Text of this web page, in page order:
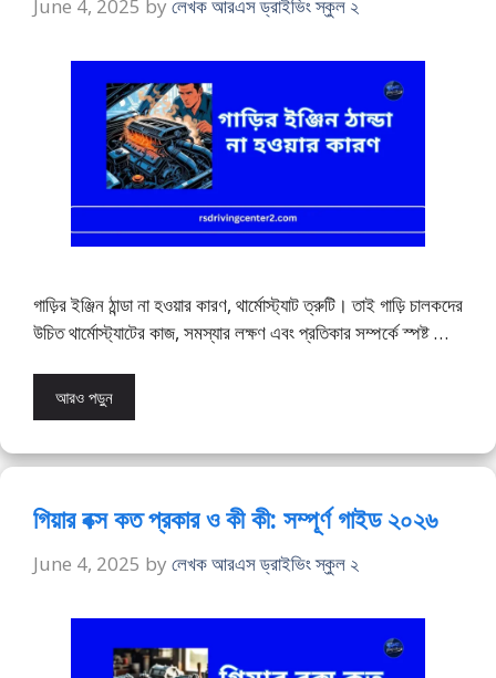
June 4, 2025 by লেখক আরএস ড্রাইভিং স্কুল ২
গাড়ির ইঞ্জিন ঠান্ডা না হওয়ার কারণ, থার্মোস্ট্যাট ত্রুটি। তাই গাড়ি চালকদের
উচিত থার্মোস্ট্যাটের কাজ, সমস্যার লক্ষণ এবং প্রতিকার সম্পর্কে স্পষ্ট …
আরও পড়ুন
গিয়ার বক্স কত প্রকার ও কী কী: সম্পূর্ণ গাইড ২০২৬
June 4, 2025 by লেখক আরএস ড্রাইভিং স্কুল ২